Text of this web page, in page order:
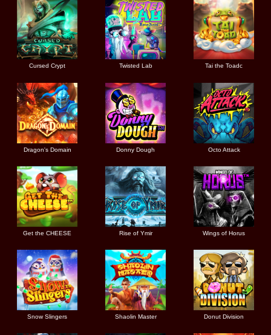
Cursed Crypt Twisted Lab Tai the Toadc
Dragon's Domain Donny Dough Octo Attack
Get the CHEESE Rise of Ymir Wings of Horus
Snow Slingers Shaolin Master Donut Division